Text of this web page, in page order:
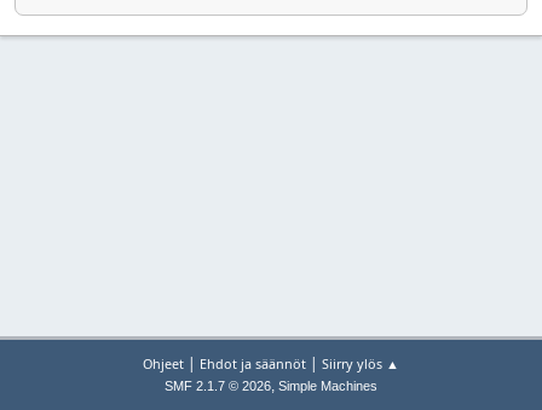
Ohjeet | Ehdot ja säännöt | Siirry ylös ▲
SMF 2.1.7 © 2026, Simple Machines